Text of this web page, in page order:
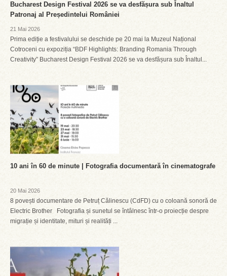
Bucharest Design Festival 2026 se va desfășura sub Înaltul
Patronaj al Președintelui României
21 Mai 2026
Prima ediție a festivalului se deschide pe 20 mai la Muzeul Național
Cotroceni cu expoziția “BDF Highlights: Branding Romania Through
Creativity” Bucharest Design Festival 2026 se va desfășura sub Înaltul...
10 ani în 60 de minute | Fotografia documentară în cinematografe
20 Mai 2026
8 povești documentare de Petruț Călinescu (CdFD) cu o coloană sonoră de
Electric Brother Fotografia și sunetul se întâlnesc într-o proiecție despre
migrație și identitate, mituri și realități ...